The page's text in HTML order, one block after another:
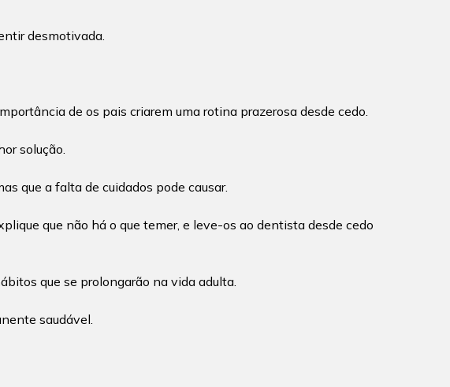
desmotivada.
de os pais criarem uma rotina prazerosa desde cedo.
solução.
que a falta de cuidados pode causar.
que não há o que temer, e leve-os ao dentista desde cedo
que se prolongarão na vida adulta.
saudável.